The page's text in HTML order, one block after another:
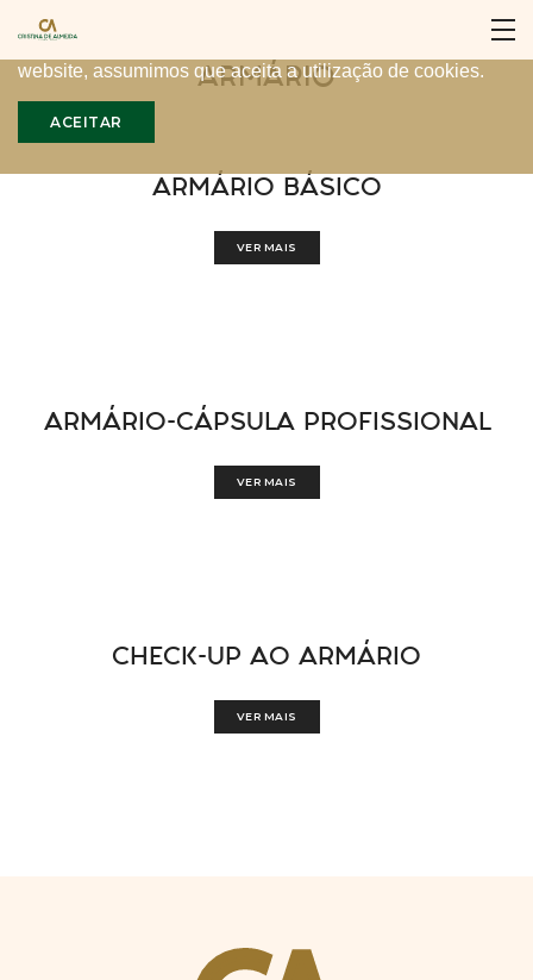
Para proporcionar a melhor experiência, nós utilizamos
cookies no nosso website. Ao continuar a utilizar o nosso
website, assumimos que aceita a utilização de cookies.
ACEITAR
ARMÁRIO
ARMÁRIO BÁSICO
VER MAIS
ARMÁRIO-CÁPSULA PROFISSIONAL
VER MAIS
CHECK-UP AO ARMÁRIO
VER MAIS